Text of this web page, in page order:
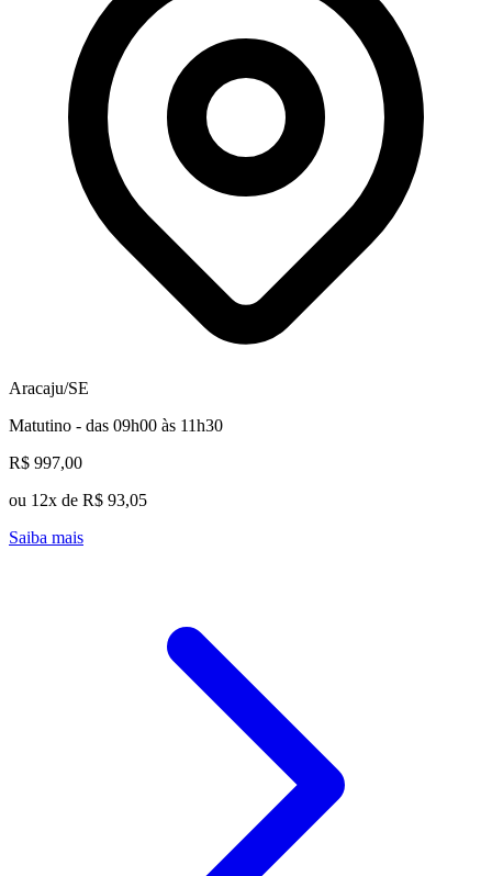
Aracaju/SE
Matutino - das 09h00 às 11h30
R$ 997,00
ou 12x de R$ 93,05
Saiba mais